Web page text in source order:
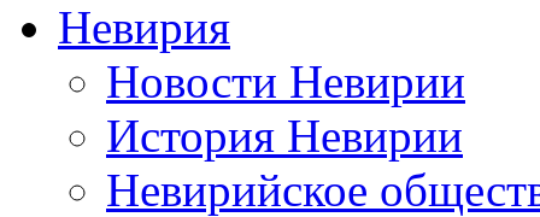
Невирия
Новости Невирии
История Невирии
Невирийское